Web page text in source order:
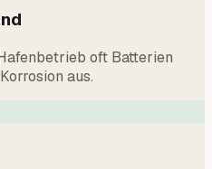
oft Batterien
aus.